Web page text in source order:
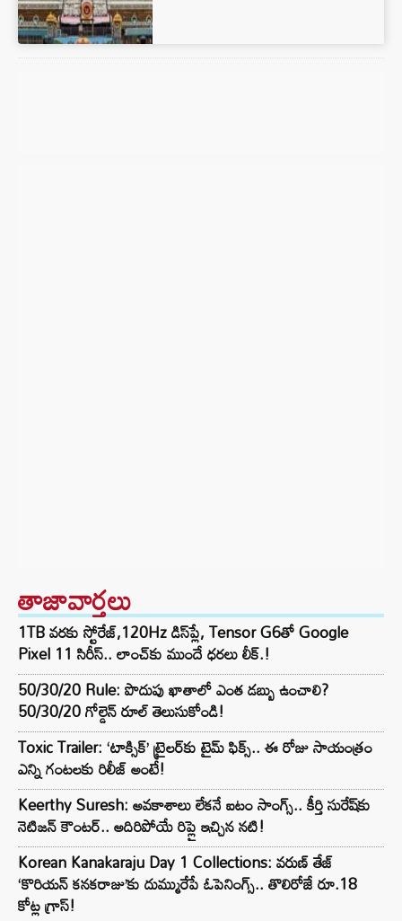
తాజావార్తలు
1TB వరకు స్టోరేజ్,120Hz డిస్‌ప్లే, Tensor G6తో Google
Pixel 11 సిరీస్.. లాంచ్⁭కు ముందే ధరలు లీక్.!
50/30/20 Rule: పొదుపు ఖాతాలో ఎంత డబ్బు ఉంచాలి?
50/30/20 గోల్డెన్ రూల్ తెలుసుకోండి!
Toxic Trailer: ‘టాక్సిక్’ ట్రైలర్‌కు టైమ్ ఫిక్స్.. ఈ రోజు సాయంత్రం
ఎన్ని గంటలకు రిలీజ్ అంటే!
Keerthy Suresh: అవకాశాలు లేకనే ఐటం సాంగ్స్.. కీర్తి సురేష్‌కు
నెటిజన్ కౌంటర్.. అదిరిపోయే రిప్లై ఇచ్చిన నటి!
Korean Kanakaraju Day 1 Collections: వరుణ్ తేజ్
‘కొరియన్ కనకరాజు’కు దుమ్మురేపే ఓపెనింగ్స్.. తొలిరోజే రూ.18
కోట్ల గ్రాస్!